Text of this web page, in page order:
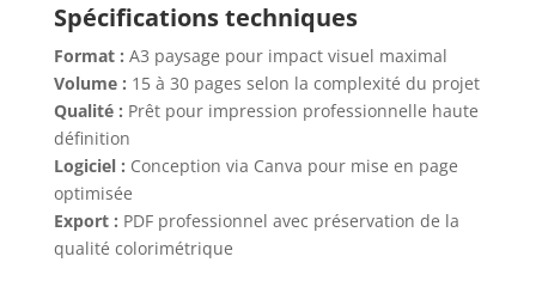
Spécifications techniques
Format : A3 paysage pour impact visuel maximal
Volume : 15 à 30 pages selon la complexité du projet
Qualité : Prêt pour impression professionnelle haute
définition
Logiciel : Conception via Canva pour mise en page
optimisée
Export : PDF professionnel avec préservation de la
qualité colorimétrique